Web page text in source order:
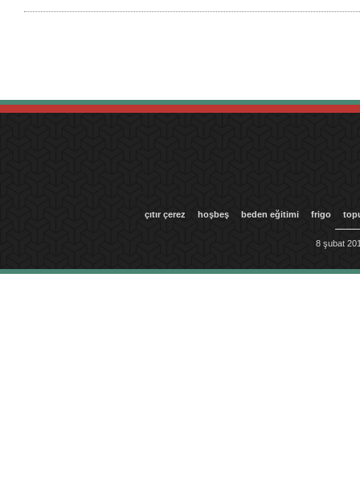
çıtır çerez hoşbeş beden eğitimi frigo
8 şubat